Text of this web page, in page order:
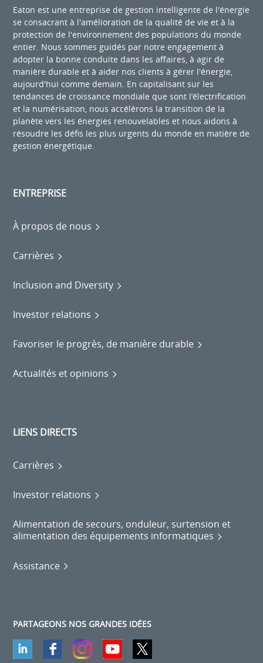
Eaton est une entreprise de gestion intelligente de l'énergie
se consacrant à l'amélioration de la qualité de vie et à la
protection de l'environnement des populations du monde
entier. Nous sommes guidés par notre engagement à
adopter la bonne conduite dans les affaires, à agir de
manière durable et à aider nos clients à gérer l'énergie,
aujourd'hui comme demain. En capitalisant sur les
tendances de croissance mondiale que sont l’électrification
et la numérisation, nous accélérons la transition de la
planète vers les énergies renouvelables et nous aidons à
résoudre les défis les plus urgents du monde en matière de
gestion énergétique.
ENTREPRISE
À propos de nous
Carrières
Inclusion and Diversity
Investor relations
Favoriser le progrès, de manière durable
Actualités et opinions
LIENS DIRECTS
Carrières
Investor relations
Alimentation de secours, onduleur, surtension et
alimentation des équipements informatiques
Assistance
PARTAGEONS NOS GRANDES IDÉES